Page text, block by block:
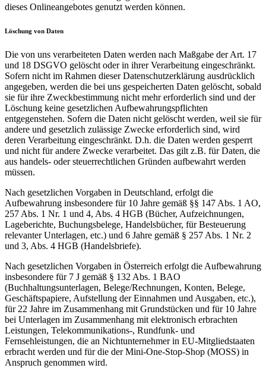
dieses Onlineangebotes genutzt werden können.
Löschung von Daten
Die von uns verarbeiteten Daten werden nach Maßgabe der Art. 17
und 18 DSGVO gelöscht oder in ihrer Verarbeitung eingeschränkt.
Sofern nicht im Rahmen dieser Datenschutzerklärung ausdrücklich
angegeben, werden die bei uns gespeicherten Daten gelöscht, sobald
sie für ihre Zweckbestimmung nicht mehr erforderlich sind und der
Löschung keine gesetzlichen Aufbewahrungspflichten
entgegenstehen. Sofern die Daten nicht gelöscht werden, weil sie für
andere und gesetzlich zulässige Zwecke erforderlich sind, wird
deren Verarbeitung eingeschränkt. D.h. die Daten werden gesperrt
und nicht für andere Zwecke verarbeitet. Das gilt z.B. für Daten, die
aus handels- oder steuerrechtlichen Gründen aufbewahrt werden
müssen.
Nach gesetzlichen Vorgaben in Deutschland, erfolgt die
Aufbewahrung insbesondere für 10 Jahre gemäß §§ 147 Abs. 1 AO,
257 Abs. 1 Nr. 1 und 4, Abs. 4 HGB (Bücher, Aufzeichnungen,
Lageberichte, Buchungsbelege, Handelsbücher, für Besteuerung
relevanter Unterlagen, etc.) und 6 Jahre gemäß § 257 Abs. 1 Nr. 2
und 3, Abs. 4 HGB (Handelsbriefe).
Nach gesetzlichen Vorgaben in Österreich erfolgt die Aufbewahrung
insbesondere für 7 J gemäß § 132 Abs. 1 BAO
(Buchhaltungsunterlagen, Belege/Rechnungen, Konten, Belege,
Geschäftspapiere, Aufstellung der Einnahmen und Ausgaben, etc.),
für 22 Jahre im Zusammenhang mit Grundstücken und für 10 Jahre
bei Unterlagen im Zusammenhang mit elektronisch erbrachten
Leistungen, Telekommunikations-, Rundfunk- und
Fernsehleistungen, die an Nichtunternehmer in EU-Mitgliedstaaten
erbracht werden und für die der Mini-One-Stop-Shop (MOSS) in
Anspruch genommen wird.